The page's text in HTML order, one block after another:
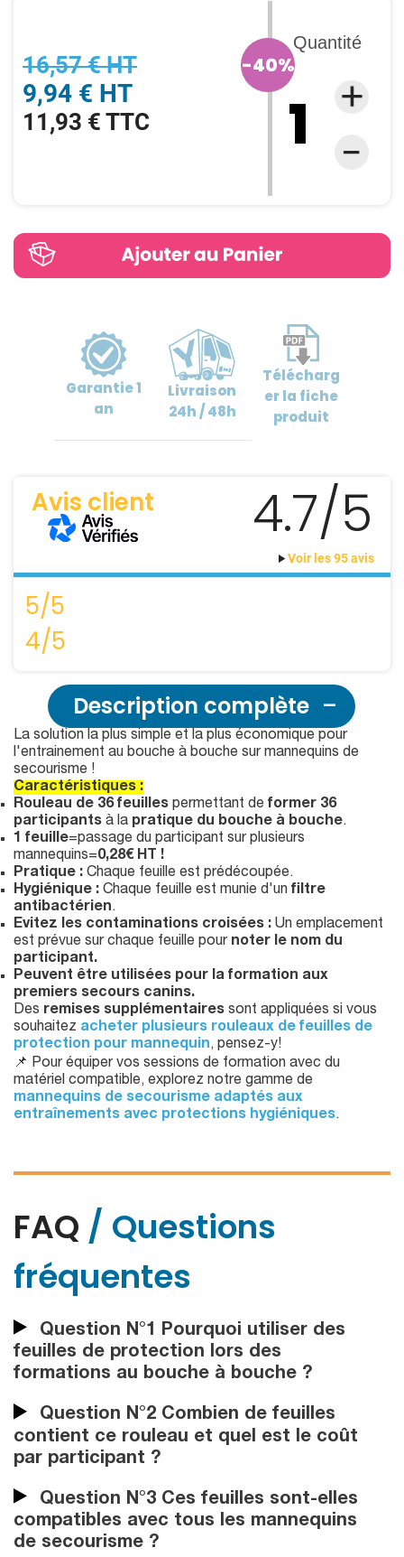
16,57 € HT
9,94 € HT
11,93 € TTC
-40%
Quantité
Garantie1
an
Livraison
24h / 48h
Télécharg
erla fiche
produit
Avis client 4.7/5
Voir les 95 avis
5/5
4/5
Description complète
La solution la plus simple et la plus économique pour
l'entrainement au bouche à bouche sur mannequins de
secourisme !
Caractéristiques :
Rouleau de 36 feuilles permettant de former 36
participants à la pratique du bouche à bouche.
1 feuille=passage du participant sur plusieurs
mannequins=0,28€ HT !
Pratique : Chaque feuille est prédécoupée.
Hygiénique : Chaque feuille est munie d'un filtre
antibactérien.
Evitez les contaminations croisées : Un emplacement
est prévue sur chaque feuille pournoter le nom du
participant.
Peuvent être utilisées pour la formation aux
premiers secours canins.
Des remises supplémentaires sont appliquées si vous
souhaitez acheter plusieurs rouleaux de feuilles de
protection pour mannequin, pensez-y!
📌 Pour équiper vos sessions de formation avec du
matériel compatible, explorez notre gamme de
mannequins de secourisme adaptés aux
entraînements avec protections hygiéniques.
FAQ / Questions
fréquentes
Question N°1 Pourquoi utiliser des
feuilles de protection lors des
formations au bouche à bouche ?
Question N°2 Combien de feuilles
contient ce rouleau et quel est le coût
par participant ?
Question N°3 Ces feuilles sont-elles
compatibles avec tous les mannequins
de secourisme ?